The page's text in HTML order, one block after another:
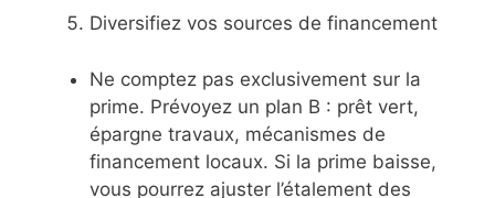
Diversifiez vos sources de financement
Ne comptez pas exclusivement sur la
prime. Prévoyez un plan B : prêt vert,
épargne travaux, mécanismes de
financement locaux. Si la prime baisse,
vous pourrez ajuster l’étalement des